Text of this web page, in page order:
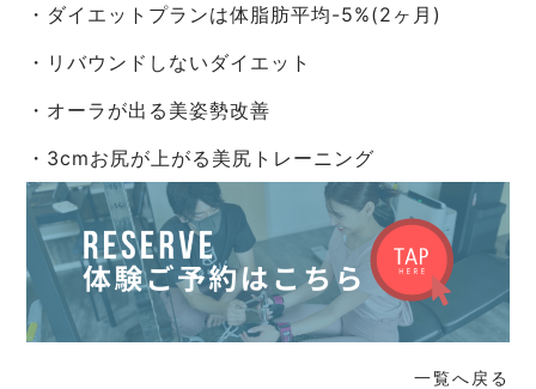
・ダイエットプランは体脂肪平均-5%(2ヶ月)
・リバウンドしないダイエット
・オーラが出る美姿勢改善
・3cmお尻が上がる美尻トレーニング
一覧へ戻る